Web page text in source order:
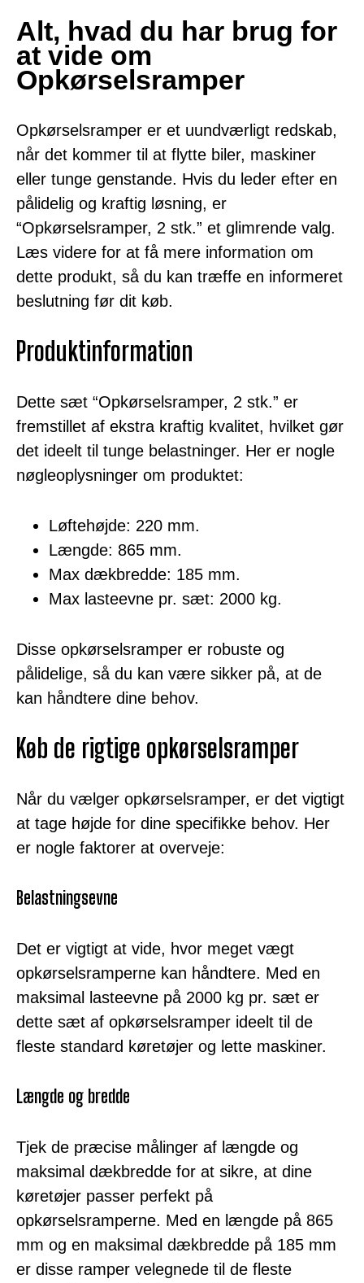
Alt, hvad du har brug for
at vide om
Opkørselsramper
Opkørselsramper er et uundværligt redskab,
når det kommer til at flytte biler, maskiner
eller tunge genstande. Hvis du leder efter en
pålidelig og kraftig løsning, er
“Opkørselsramper, 2 stk.” et glimrende valg.
Læs videre for at få mere information om
dette produkt, så du kan træffe en informeret
beslutning før dit køb.
Produktinformation
Dette sæt “Opkørselsramper, 2 stk.” er
fremstillet af ekstra kraftig kvalitet, hvilket gør
det ideelt til tunge belastninger. Her er nogle
nøgleoplysninger om produktet:
Løftehøjde: 220 mm.
Længde: 865 mm.
Max dækbredde: 185 mm.
Max lasteevne pr. sæt: 2000 kg.
Disse opkørselsramper er robuste og
pålidelige, så du kan være sikker på, at de
kan håndtere dine behov.
Køb de rigtige opkørselsramper
Når du vælger opkørselsramper, er det vigtigt
at tage højde for dine specifikke behov. Her
er nogle faktorer at overveje:
Belastningsevne
Det er vigtigt at vide, hvor meget vægt
opkørselsramperne kan håndtere. Med en
maksimal lasteevne på 2000 kg pr. sæt er
dette sæt af opkørselsramper ideelt til de
fleste standard køretøjer og lette maskiner.
Længde og bredde
Tjek de præcise målinger af længde og
maksimal dækbredde for at sikre, at dine
køretøjer passer perfekt på
opkørselsramperne. Med en længde på 865
mm og en maksimal dækbredde på 185 mm
er disse ramper velegnede til de fleste